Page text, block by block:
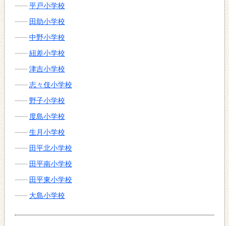
平戸小学校
田助小学校
中野小学校
紐差小学校
津吉小学校
志々伎小学校
野子小学校
度島小学校
生月小学校
田平北小学校
田平南小学校
田平東小学校
大島小学校